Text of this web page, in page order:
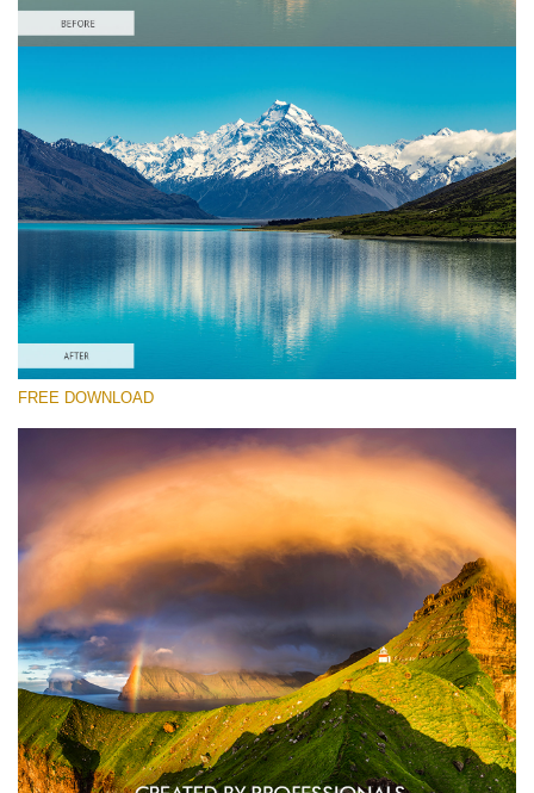
Prosím vyberte
Colorful Landscape
Winter Complete
Entire Collection
Stažení zdarma
FREE DOWNLOAD